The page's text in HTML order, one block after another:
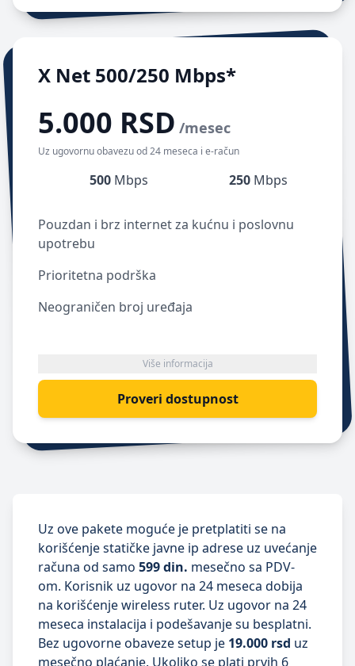
X Net 500/250 Mbps*
5.000 RSD /mesec
Uz ugovornu obavezu od 24 meseca i e-račun
500 Mbps 250 Mbps
Pouzdan i brz internet za kućnu i poslovnu
upotrebu
Prioritetna podrška
Neograničen broj uređaja
Više informacija
Proveri dostupnost
Uz ove pakete moguće je pretplatiti se na
korišćenje statičke javne ip adrese uz uvećanje
računa od samo 599 din. mesečno sa PDV-
om. Korisnik uz ugovor na 24 meseca dobija
na korišćenje wireless ruter. Uz ugovor na 24
meseca instalacija i podešavanje su besplatni.
Bez ugovorne obaveze setup je 19.000 rsd uz
mesečno plaćanje. Ukoliko se plati prvih 6